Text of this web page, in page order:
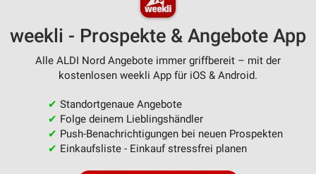
weekli - Prospekte & Angebote App
Alle ALDI Nord Angebote immer griffbereit – mit der
kostenlosen weekli App für iOS & Android.
✔ Standortgenaue Angebote
✔ Folge deinem Lieblingshändler
✔ Push-Benachrichtigungen bei neuen Prospekten
✔ Einkaufsliste - Einkauf stressfrei planen